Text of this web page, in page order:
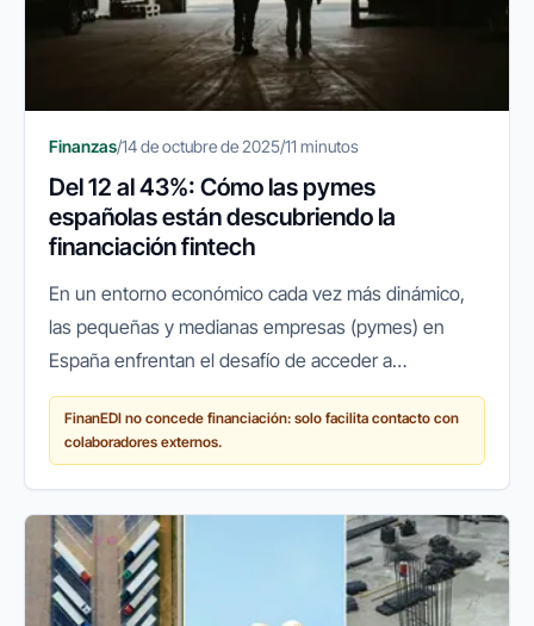
Finanzas/14 de octubre de 2025/11 minutos
Del 12 al 43%: Cómo las pymes
españolas están descubriendo la
financiación fintech
En un entorno económico cada vez más dinámico,
las pequeñas y medianas empresas (pymes) en
España enfrentan el desafío de acceder a
financiación ágil y flexible para crecer, innovar o
simplemente mantener sus...
FinanEDI no concede financiación: solo facilita contacto con
colaboradores externos.